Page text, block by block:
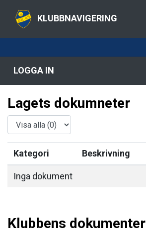
KLUBBNAVIGERING
LOGGA IN
Lagets dokumneter
Kategori Beskrivning
Inga dokument
Klubbens dokumenter